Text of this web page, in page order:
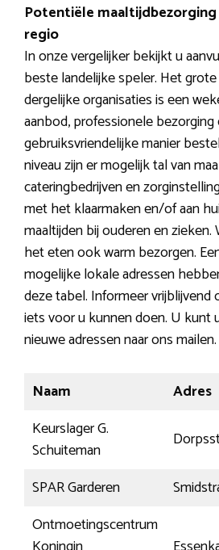
Potentiële
regio
In onze vergelijker bekijkt u
beste landelijke speler. Het
dergelijke organisaties is een
aanbod, professionele
gebruiksvriendelijke manier
niveau zijn er mogelijk tal van
cateringbedrijven en
met het klaarmaken en/of aan
maaltijden bij ouderen en
het eten ook warm bezorgen.
mogelijke lokale adressen
deze tabel. Informeer vrijblijvend
iets voor u kunnen doen. U kunt
nieuwe adressen naar ons mailen.
Naam Adres
Keurslager G.
Schuiteman
SPAR Garderen
Ontmoetingscentrum